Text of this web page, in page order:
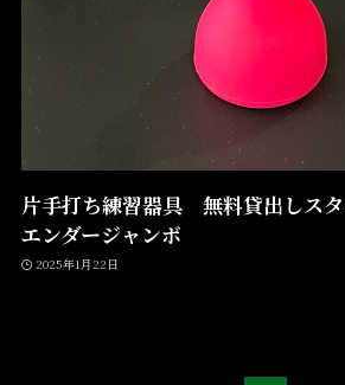
片手打ち練習器具 無料貸出しス
エンダージャンボ
2025年1月22日